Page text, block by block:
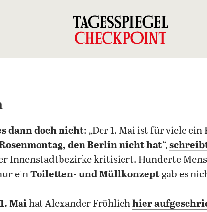
dann doch nicht: „Der 1. Mai ist für viele
den Berlin nicht hat“,
Innenstadtbezirke kritisiert. Hunderte
einToiletten- und Müllkonzept gab es
Maihat Alexander Fröhlichhier